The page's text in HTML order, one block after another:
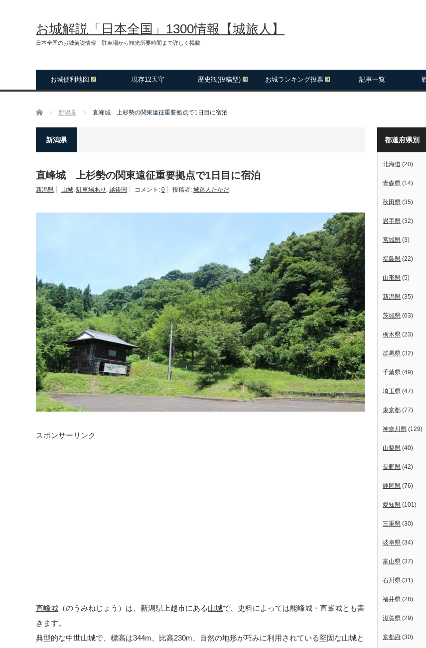
お城解説「日本全国」1300情報【城旅人】
日本全国のお城解説情報 駐車場から観光所要時間まで詳しく掲載
お城便利地図 現存12天守 歴史観(投稿型) お城ランキング投票 記事一覧
ホーム 新潟県 直峰城 上杉勢の関東遠征重要拠点で1日目に宿泊
新潟県
直峰城 上杉勢の関東遠征重要拠点で1日目に宿泊
新潟県 山城,駐車場あり , 越後国 コメント: 0 投稿者: 城迷人たかだ
スポンサーリンク
直峰城 （のうみねじょう）は、新潟県上越市にある山城で、史料によっては能峰城・直峯城とも書
きます。
典型的な中世山城で、標高は344m、比高230m、自然の地形が巧みに利用されている堅固な山城と
都道府県別
北海道 (20)
青森県 (14)
秋田県 (35)
岩手県 (32)
宮城県 (3)
福島県 (22)
山形県 (5)
新潟県 (35)
茨城県 (63)
栃木県 (23)
群馬県 (32)
千葉県 (49)
埼玉県 (47)
東京都 (77)
神奈川県 (129)
山梨県 (40)
長野県 (42)
静岡県 (76)
愛知県 (101)
三重県 (30)
岐阜県 (34)
富山県 (37)
石川県 (31)
福井県 (28)
滋賀県 (29)
京都府 (30)